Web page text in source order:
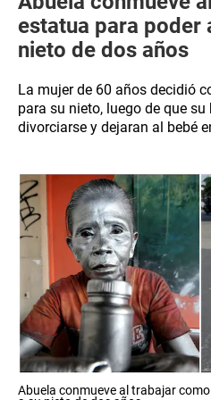
estatua para poder
nieto de dos años
La mujer de 60 años decidió
para su nieto, luego de que
divorciarse y dejaran al bebé
Abuela conmueve al trabajar